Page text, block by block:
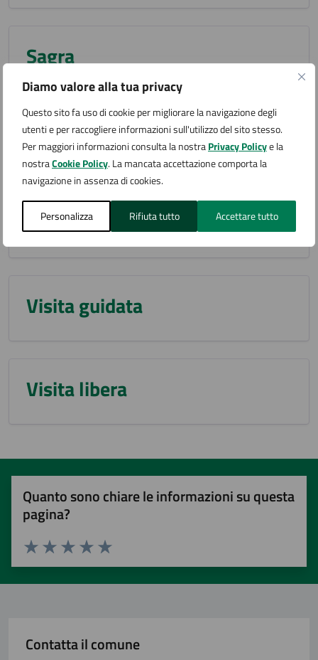
Diamo valore alla tua privacy
Questo sito fa uso di cookie per migliorare la navigazione degli
utenti e per raccogliere informazioni sull'utilizzo del sito stesso.
Per maggiori informazioni consulta la nostraPrivacy Policye la
nostraCookie Policy. La mancata accettazione comporta la
navigazione in assenza di cookies.
Personalizza Rifiuta tutto Accettare tutto
Sagra
Sfilata
Spettacolo teatrale
Visita guidata
Visita libera
Quanto sono chiare le informazioni su questa
pagina?
Valuta 5 stelle su 5
Valuta 4 stelle su 5
Valuta 3 stelle su 5
Valuta 2 stelle su 5
Valuta 1 stelle su 5
Contatta il comune